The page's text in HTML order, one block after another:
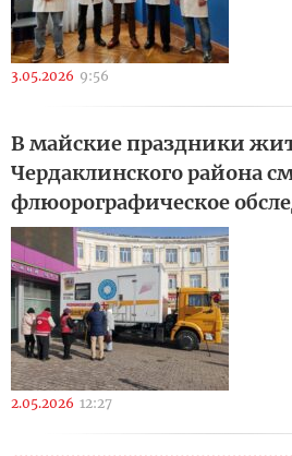
3.05.2026 9:56
В майские праздники
Чердаклинского района
флюорографическое
2.05.2026 12:27